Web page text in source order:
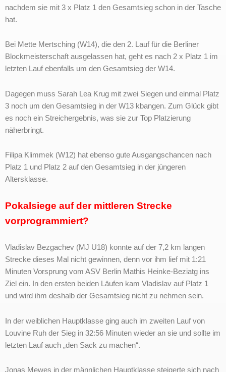
nachdem sie mit 3 x Platz 1 den Gesamtsieg schon in der Tasche
hat.
Bei Mette Mertsching (W14), die den 2. Lauf für die Berliner
Blockmeisterschaft ausgelassen hat, geht es nach 2 x Platz 1 im
letzten Lauf ebenfalls um den Gesamtsieg der W14.
Dagegen muss Sarah Lea Krug mit zwei Siegen und einmal Platz
3 noch um den Gesamtsieg in der W13 kbangen. Zum Glück gibt
es noch ein Streichergebnis, was sie zur Top Platzierung
näherbringt.
Filipa Klimmek (W12) hat ebenso gute Ausgangschancen nach
Platz 1 und Platz 2 auf den Gesamtsieg in der jüngeren
Altersklasse.
Pokalsiege auf der mittleren Strecke
vorprogrammiert?
Vladislav Bezgachev (MJ U18) konnte auf der 7,2 km langen
Strecke dieses Mal nicht gewinnen, denn vor ihm lief mit 1:21
Minuten Vorsprung vom ASV Berlin Mathis Heinke-Beziatg ins
Ziel ein. In den ersten beiden Läufen kam Vladislav auf Platz 1
und wird ihm deshalb der Gesamtsieg nicht zu nehmen sein.
In der weiblichen Hauptklasse ging auch im zweiten Lauf von
Louvine Ruh der Sieg in 32:56 Minuten wieder an sie und sollte im
letzten Lauf auch „den Sack zu machen“.
Jonas Mewes in der männlichen Hauptklasse steigerte sich nach